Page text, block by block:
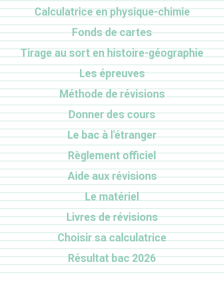
Calculatrice en physique-chimie
Fonds de cartes
Tirage au sort en histoire-géographie
Les épreuves
Méthode de révisions
Donner des cours
Le bac à l'étranger
Règlement officiel
Aide aux révisions
Le matériel
Livres de révisions
Choisir sa calculatrice
Résultat bac 2026